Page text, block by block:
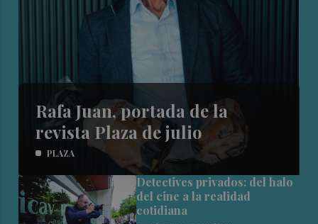
Rafa Juan, portada de la
revista Plaza de julio
PLAZA
Detectives privados: del halo
del cine a la realidad
cotidiana